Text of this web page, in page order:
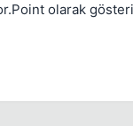
olarak